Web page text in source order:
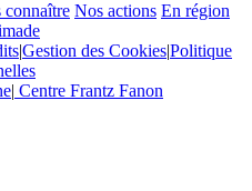
connaître Nos actions En région
|Gestion des Cookies|Politique
| Centre Frantz Fanon